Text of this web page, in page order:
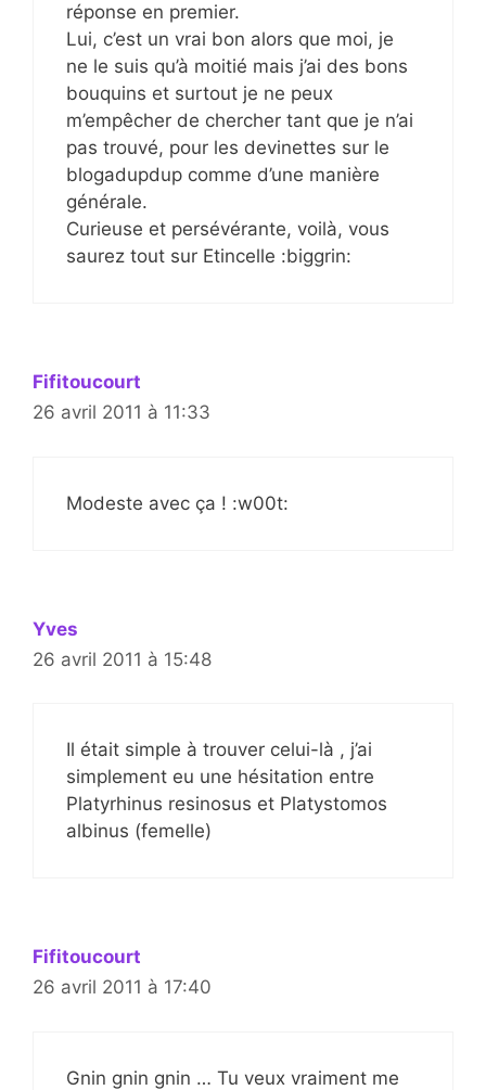
réponse en premier.
Lui, c’est un vrai bon alors que moi, je
ne le suis qu’à moitié mais j’ai des bons
bouquins et surtout je ne peux
m’empêcher de chercher tant que je n’ai
pas trouvé, pour les devinettes sur le
blogadupdup comme d’une manière
générale.
Curieuse et persévérante, voilà, vous
saurez tout sur Etincelle :biggrin:
Fifitoucourt
26 avril 2011 à 11:33
Modeste avec ça ! :w00t:
Yves
26 avril 2011 à 15:48
Il était simple à trouver celui-là , j’ai
simplement eu une hésitation entre
Platyrhinus resinosus et Platystomos
albinus (femelle)
Fifitoucourt
26 avril 2011 à 17:40
Gnin gnin gnin … Tu veux vraiment me